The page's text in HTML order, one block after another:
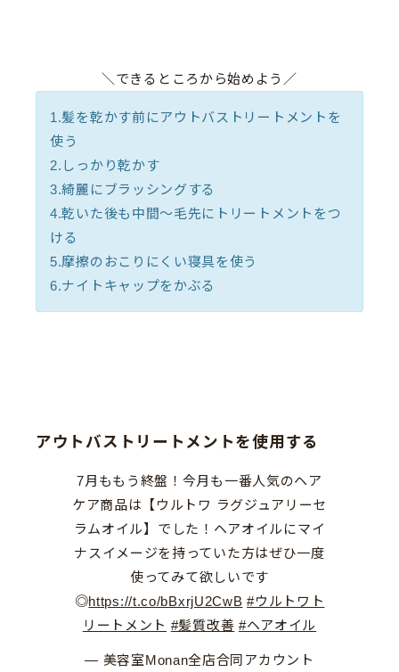
＼できるところから始めよう／
1.髪を乾かす前にアウトバストリートメントを
使う
2.しっかり乾かす
3.綺麗にブラッシングする
4.乾いた後も中間〜毛先にトリートメントをつ
ける
5.摩擦のおこりにくい寝具を使う
6.ナイトキャップをかぶる
アウトバストリートメントを使用する
7月ももう終盤！今月も一番人気のヘア
ケア商品は【ウルトワ ラグジュアリーセ
ラムオイル】でした！ヘアオイルにマイ
ナスイメージを持っていた方はぜひ一度
使ってみて欲しいです
◎https://t.co/bBxrjU2CwB #ウルトワト
リートメント #髪質改善 #ヘアオイル
— 美容室Monan全店合同アカウント